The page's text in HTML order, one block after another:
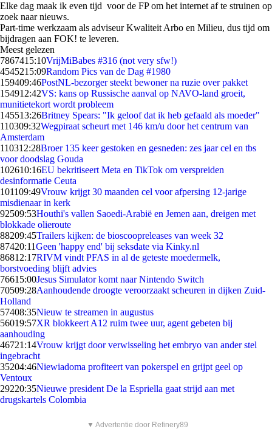
Elke dag maak ik even tijd voor de FP om het internet af te struinen op
zoek naar nieuws.
Part-time werkzaam als adviseur Kwaliteit Arbo en Milieu, dus tijd om
bijdragen aan FOK! te leveren.
Meest gelezen
7867415:10VrijMiBabes #316 (not very sfw!)
4545215:09Random Pics van de Dag #1980
159409:46PostNL-bezorger steekt bewoner na ruzie over pakket
154912:42VS: kans op Russische aanval op NAVO-land groeit,
munitietekort wordt probleem
145513:26Britney Spears: "Ik geloof dat ik heb gefaald als moeder"
110309:32Wegpiraat scheurt met 146 km/u door het centrum van
Amsterdam
110312:28Broer 135 keer gestoken en gesneden: zes jaar cel en tbs
voor doodslag Gouda
102610:16EU bekritiseert Meta en TikTok om verspreiden
desinformatie Ceuta
101109:49Vrouw krijgt 30 maanden cel voor afpersing 12-jarige
misdienaar in kerk
92509:53Houthi's vallen Saoedi-Arabië en Jemen aan, dreigen met
blokkade olieroute
88209:45Trailers kijken: de bioscoopreleases van week 32
87420:11Geen 'happy end' bij seksdate via Kinky.nl
86812:17RIVM vindt PFAS in al de geteste moedermelk,
borstvoeding blijft advies
76615:00Jesus Simulator komt naar Nintendo Switch
70509:28Aanhoudende droogte veroorzaakt scheuren in dijken Zuid-
Holland
57408:35Nieuw te streamen in augustus
56019:57XR blokkeert A12 ruim twee uur, agent gebeten bij
aanhouding
46721:14Vrouw krijgt door verwisseling het embryo van ander stel
ingebracht
35204:46Niewiadoma profiteert van pokerspel en grijpt geel op
Ventoux
29220:35Nieuwe president De la Espriella gaat strijd aan met
drugskartels Colombia
▼ Advertentie door Refinery89